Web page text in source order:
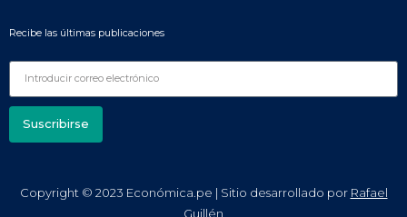
Recibe las últimas publicaciones
Suscribirse
Copyright © 2023 Económica.pe | Sitio desarrollado por Rafael
Guillén